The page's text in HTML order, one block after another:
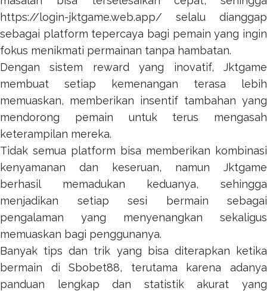
https://login-jktgame.web.app/ selalu dianggap
sebagai platform tepercaya bagi pemain yang ingin
fokus menikmati permainan tanpa hambatan.
Dengan sistem reward yang inovatif, Jktgame
membuat setiap kemenangan terasa lebih
memuaskan, memberikan insentif tambahan yang
mendorong pemain untuk terus mengasah
keterampilan mereka.
Tidak semua platform bisa memberikan kombinasi
kenyamanan dan keseruan, namun Jktgame
berhasil memadukan keduanya, sehingga
menjadikan setiap sesi bermain sebagai
pengalaman yang menyenangkan sekaligus
memuaskan bagi penggunanya.
Banyak tips dan trik yang bisa diterapkan ketika
bermain diSbobet88, terutama karena adanya
panduan lengkap dan statistik akurat yang